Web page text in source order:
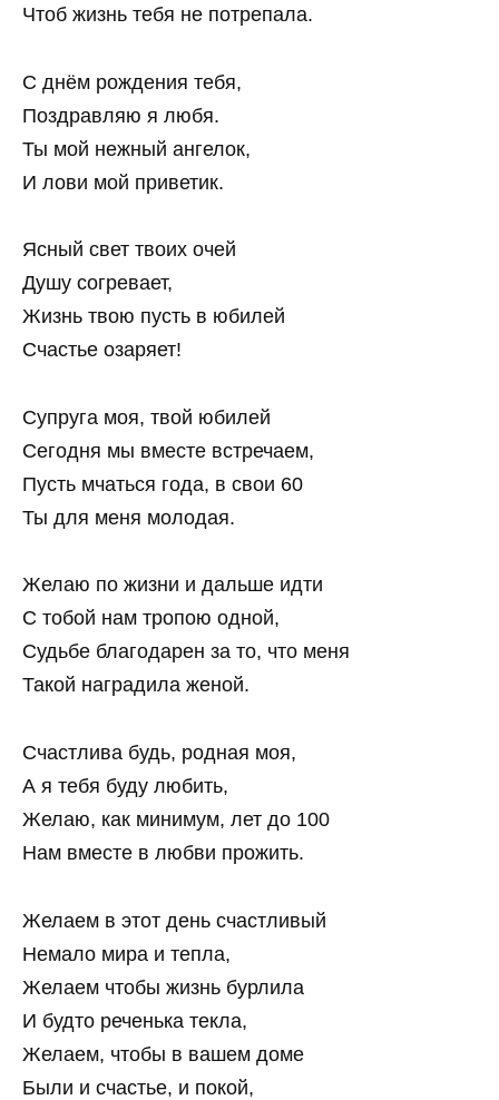
Чтоб жизнь тебя не потрепала.
С днём рождения тебя,
Поздравляю я любя.
Ты мой нежный ангелок,
И лови мой приветик.
Ясный свет твоих очей
Душу согревает,
Жизнь твою пусть в юбилей
Счастье озаряет!
Супруга моя, твой юбилей
Сегодня мы вместе встречаем,
Пусть мчаться года, в свои 60
Ты для меня молодая.
Желаю по жизни и дальше идти
С тобой нам тропою одной,
Судьбе благодарен за то, что меня
Такой наградила женой.
Счастлива будь, родная моя,
А я тебя буду любить,
Желаю, как минимум, лет до 100
Нам вместе в любви прожить.
Желаем в этот день счастливый
Немало мира и тепла,
Желаем чтобы жизнь бурлила
И будто реченька текла,
Желаем, чтобы в вашем доме
Были и счастье, и покой,